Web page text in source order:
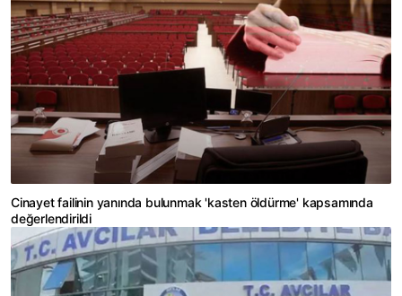
Cinayet failinin yanında bulunmak 'kasten öldürme' kapsamında
değerlendirildi